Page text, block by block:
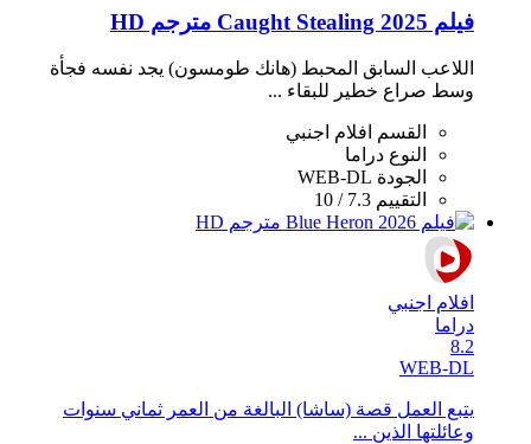
فيلم Caught Stealing 2025 مترجم HD
اللاعب السابق المحبط (هانك طومسون) يجد نفسه فجأة
وسط صراع خطير للبقاء ...
القسم
افلام اجنبي
النوع دراما
الجودة WEB-DL
التقييم 7.3 / 10
افلام اجنبي
دراما
8.2
WEB-DL
يتبع العمل قصة (ساشا) البالغة من العمر ثماني سنوات
وعائلتها الذين ...